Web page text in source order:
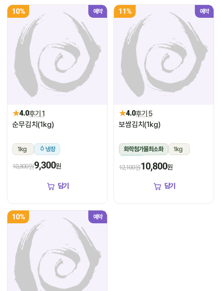
10% 예약
★4.0후기 1
순무김치(1kg)
1kg 냉장
10,300원9,300원
담기
11% 예약
★4.0후기 5
보쌈김치(1kg)
화학첨가물최소화
1kg
12,100원10,800원
담기
10% 예약